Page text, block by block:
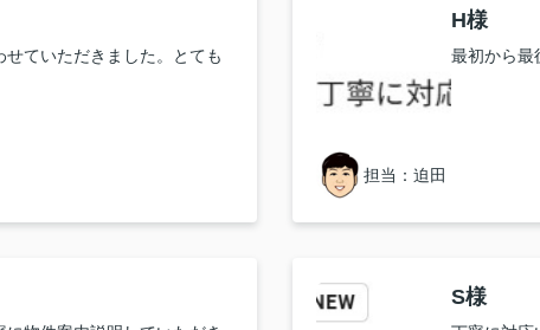
ていただきました。とても
H様
最初から最
担当：迫田
S様